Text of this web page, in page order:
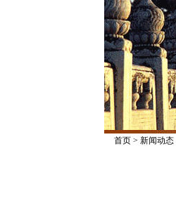
首页> 新闻动态